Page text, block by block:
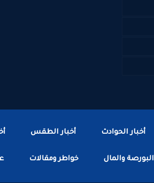
أخبار الحوادث أخبار الطقس
البورصة والمال خواطر ومقالات